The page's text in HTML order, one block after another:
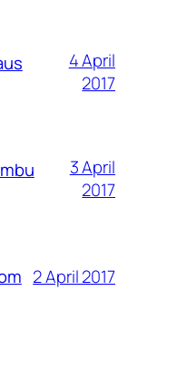
4 April
2017
3 April
2017
2 April 2017